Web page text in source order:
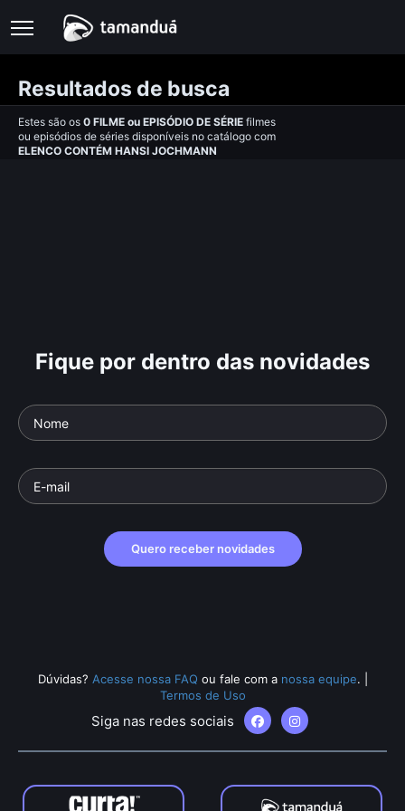
Resultados de busca
Estes são os 0 FILME ou EPISÓDIO DE SÉRIE filmes
ou episódios de séries disponíveis no catálogo com
ELENCO CONTÉM HANSI JOCHMANN
Fique por dentro das novidades
Quero receber novidades
Dúvidas? Acesse nossa FAQ ou fale com a nossa equipe.
Termos de Uso
Siga nas redes sociais